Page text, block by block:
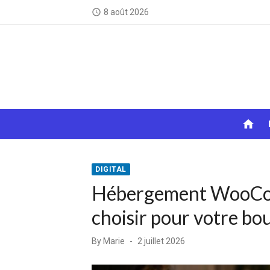
access_time 8 août 2026
home
DIGITAL
Hébergement
choisir pour votre
By Marie
Posted
2 juillet 2026